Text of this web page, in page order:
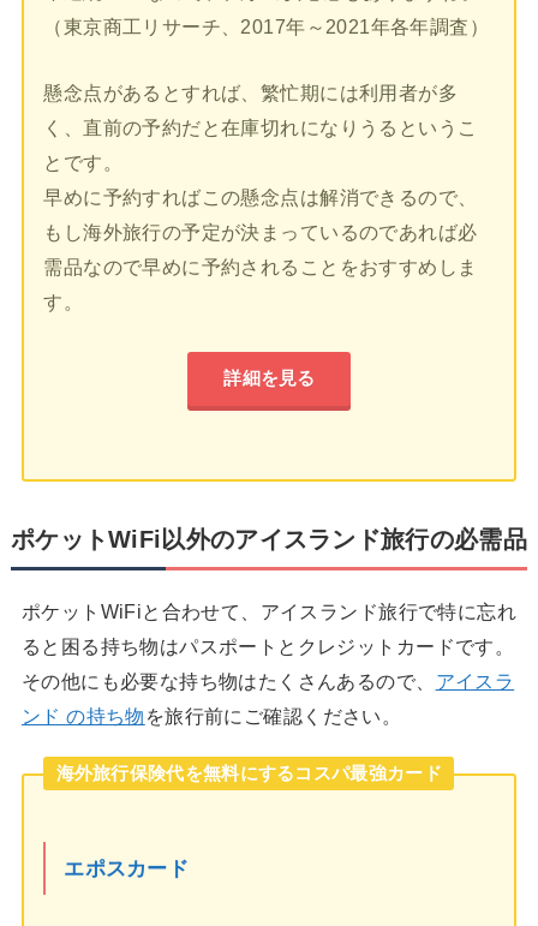
（東京商工リサーチ、2017年～2021年各年調査）
懸念点があるとすれば、繁忙期には利用者が多
く、直前の予約だと在庫切れになりうるというこ
とです。
早めに予約すればこの懸念点は解消できるので、
もし海外旅行の予定が決まっているのであれば必
需品なので早めに予約されることをおすすめしま
す。
詳細を見る
ポケットWiFi以外のアイスランド旅行の必需品
ポケットWiFiと合わせて、アイスランド旅行で特に忘れ
ると困る持ち物はパスポートとクレジットカードです。
その他にも必要な持ち物はたくさんあるので、 アイスラ
ンド の持ち物 を旅行前にご確認ください。
海外旅行保険代を無料にするコスパ最強カード
エポスカード